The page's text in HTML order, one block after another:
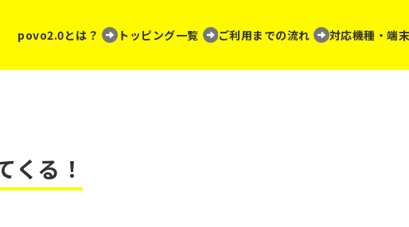
povo2.0とは？ トッピング一覧 ご利用までの流れ 対応機種・端末
くる！